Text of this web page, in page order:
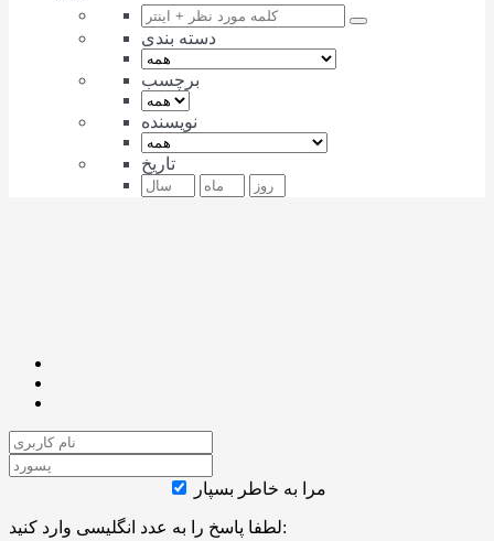
دسته بندی
برچسب
نویسنده
تاریخ
مرا به خاطر بسپار
لطفا پاسخ را به عدد انگلیسی وارد کنید: